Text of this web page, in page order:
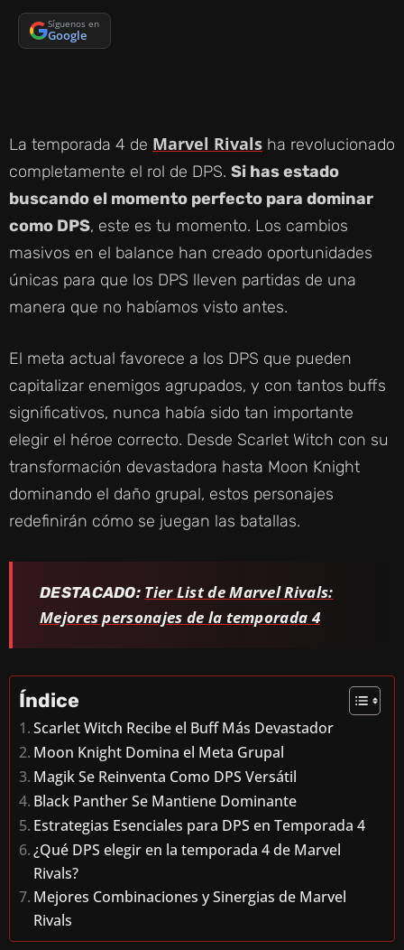
Síguenos en
Google
La temporada 4 de Marvel Rivals ha revolucionado
completamente el rol de DPS. Si has estado
buscando el momento perfecto para dominar
como DPS, este es tu momento. Los cambios
masivos en el balance han creado oportunidades
únicas para que los DPS lleven partidas de una
manera que no habíamos visto antes.
El meta actual favorece a los DPS que pueden
capitalizar enemigos agrupados, y con tantos buffs
significativos, nunca había sido tan importante
elegir el héroe correcto. Desde Scarlet Witch con su
transformación devastadora hasta Moon Knight
dominando el daño grupal, estos personajes
redefinirán cómo se juegan las batallas.
DESTACADO: Tier List de Marvel Rivals:
Mejores personajes de la temporada 4
Índice
Scarlet Witch Recibe el Buff Más Devastador
Moon Knight Domina el Meta Grupal
Magik Se Reinventa Como DPS Versátil
Black Panther Se Mantiene Dominante
Estrategias Esenciales para DPS en Temporada 4
¿Qué DPS elegir en la temporada 4 de Marvel
Rivals?
Mejores Combinaciones y Sinergias de Marvel
Rivals